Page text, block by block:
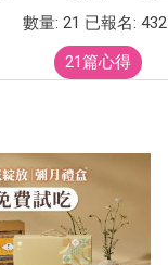
數量: 21 已報名: 432
21篇心得